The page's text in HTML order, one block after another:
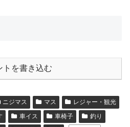
n
k
トを書き込む
ニジマス マス
レジャー・観光
車イス 車椅子
釣り